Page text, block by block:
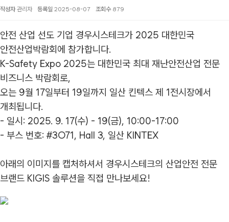
작성자 관리자 등록일 2025-08-07 조회수 879
안전 산업 선도 기업 경우시스테크가 2025 대한민국
안전산업박람회에 참가합니다.
K-Safety Expo 2025는 대한민국 최대 재난안전산업 전문
비즈니스 박람회로,
오는 9월 17일부터 19일까지 일산 킨텍스 제 1전시장에서
개최됩니다.
- 일시: 2025. 9. 17(수) - 19(금), 10:00-17:00
- 부스 번호: #3O71, Hall 3, 일산 KINTEX
아래의 이미지를 캡처하셔서 경우시스테크의 산업안전 전문
브랜드 KIGIS 솔루션을 직접 만나보세요!